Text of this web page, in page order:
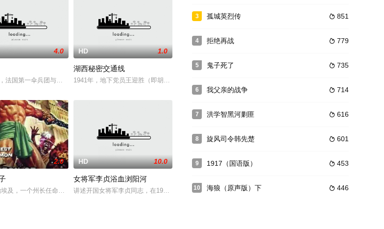
兰的一个德军战俘营。机智的爱尔兰间谍杰克 · 康纳被派进这个战俘营去卧底。因为司令部怀疑战俘营中的
西进，企图占领黄河渡口，进犯我陕甘宁抗日根据地。为了粉碎日寇图谋，我八路军总部命令115师集结于隰县、蒲县、大宁一带狙
4.0
法国第一伞兵团与美国部队一起在法国解放阿尔萨斯。一支盟军小部队必须坚守热不桑村，实际上再过几天，就是著名的"阿尔萨斯斯
HD 1.0
湖西秘密交通线
1941年，地下党员王迎胜（即胡迎胜、胡玉岭）在湖西军分区首长的指示下，以沛县鹿楼为中心建立湖西秘
禁在一起。其后约翰及艾云被释放，但是恐怖分子要约翰支付200万英镑赎金，否则奸杀他的未婚妻，约翰向英国
内忧外患，时局动荡，正是乱世之际，英雄辈出，中华民族面临着重大的历史变革。以孙中山（赵文瑄 饰）为首的仁人志士意识到只
2.0
及，一个州长任命佩特罗尼乌斯的腐败的政府引起了叛乱的El卡比尔为首，一个年轻人学会说他其实是克利奥帕特拉和尤利乌斯凯撒
HD 10.0
女将军李贞浴血浏阳河
讲述开国女将军李贞同志，在1928年秋怀着身孕，率领游击队在祖师崖地区与敌人展开殊死斗争，最终敌众
3  851
孤城英烈传
4  779
拒绝再战
5  735
鬼子死了
6  714
我父亲的战争
7  616
洪学智黑河剿匪
8  601
旋风司令韩先楚
9  453
1917（国语版）
10  446
海狼（原声版）下